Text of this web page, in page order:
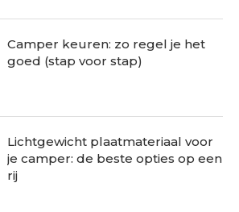
Camper keuren: zo regel je het
goed (stap voor stap)
Lichtgewicht plaatmateriaal voor
je camper: de beste opties op een
rij